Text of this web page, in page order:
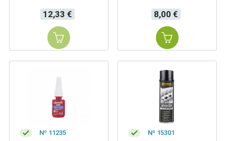
Precio
12,33 € Precio
8,00 €
Nº 11235 Nº 15301